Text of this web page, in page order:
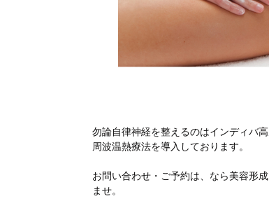
勿論自律神経を整えるのはインディバ
周波温熱療法を導入しております。
お問い合わせ・ご予約は、なら美容形
ませ。